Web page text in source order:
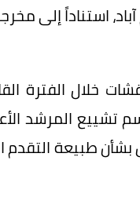
استناداً إلى
خلال الفترة
المرشد
طبيعة التقدم